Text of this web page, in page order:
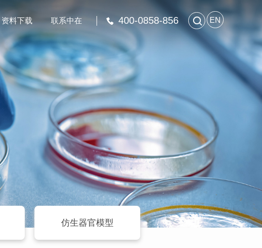
资料下载 联系中在  EN
400-0858-856
仿生器官模型